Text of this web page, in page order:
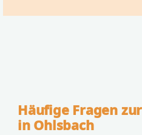
Häufige Fragen
in Ohlsbach